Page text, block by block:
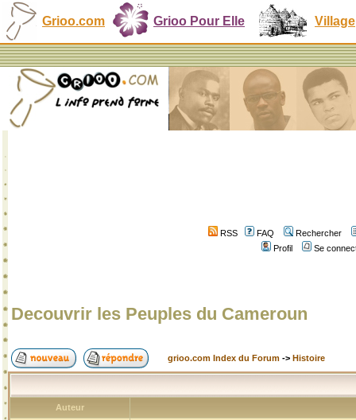
Grioo.com Grioo Pour Elle Village
RSS FAQ
Rechercher
Profil
Se
Decouvrir les Peuples du Cameroun
grioo.com Index du Forum -> Histoire
Auteur